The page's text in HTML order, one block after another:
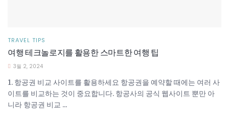
TRAVEL TIPS
여행 테크놀로지를 활용한 스마트한 여행 팁
3월 2, 2024
1. 항공권 비교 사이트를 활용하세요 항공권을 예약할 때에는 여러 사
이트를 비교하는 것이 중요합니다. 항공사의 공식 웹사이트 뿐만 아
니라 항공권 비교 ...